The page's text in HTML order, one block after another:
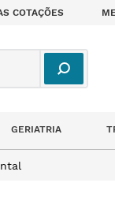
COTAÇÕES
GERIATRIA